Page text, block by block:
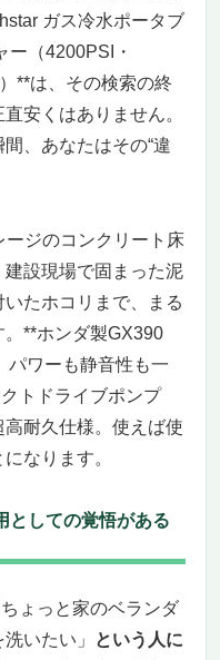
値があるガス冷水ポータブ
ー（4200PSI・
**は、その検索の終
安くはありません。
、あなたはその“違
ージのコンクリート床
設現場で固まった泥
たホコリまで、まる
**ホンダ製GX390
パワーも静音性も一
トドライブポンプ
耐久仕様。使えば使
なります。
としての覚悟がある
ょっと家のベランダ
いたい」
という人に